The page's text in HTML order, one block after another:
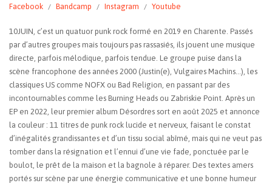
Facebook Bandcamp Instagram Youtube
10JUIN, c’est un quatuor punk rock formé en 2019 en Charente. Passés
par d’autres groupes mais toujours pas rassasiés, ils jouent une musique
directe, parfois mélodique, parfois tendue. Le groupe puise dans la
scène francophone des années 2000 (Justin(e), Vulgaires Machins…), les
classiques US comme NOFX ou Bad Religion, en passant par des
incontournables comme les Burning Heads ou Zabriskie Point. Après un
EP en 2022, leur premier album Désordres sort en août 2025 et annonce
la couleur : 11 titres de punk rock lucide et nerveux, faisant le constat
d’inégalités grandissantes et d’un tissu social abîmé, mais qui ne veut pas
tomber dans la résignation et l’ennui d’une vie fade, ponctuée par le
boulot, le prêt de la maison et la bagnole à réparer. Des textes amers
portés sur scène par une énergie communicative et une bonne humeur